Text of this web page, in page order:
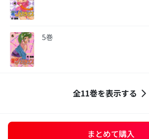
5巻
全11巻を表示する
まとめて購入